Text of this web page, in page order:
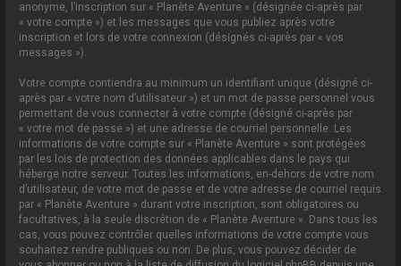
anonyme, l’inscription sur « Planète Aventure » (désignée ci-après par
« votre compte ») et les messages que vous publiez après votre
inscription et lors de votre connexion (désignés ci-après par « vos
messages »).
Votre compte contiendra au minimum un identifiant unique (désigné ci-
après par « votre nom d’utilisateur ») et un mot de passe personnel vous
permettant de vous connecter à votre compte (désigné ci-après par
« votre mot de passe ») et une adresse de courriel personnelle. Les
informations de votre compte sur « Planète Aventure » sont protégées
par les lois de protection des données applicables dans le pays qui
héberge notre serveur. Toutes les informations, en-dehors de votre nom
d’utilisateur, de votre mot de passe et de votre adresse de courriel requis
par « Planète Aventure » durant votre inscription, sont obligatoires ou
facultatives, à la seule discrétion de « Planète Aventure ». Dans tous les
cas, vous pouvez contrôler quelles informations de votre compte vous
souhaitez rendre publiques ou non. De plus, vous pouvez décider de